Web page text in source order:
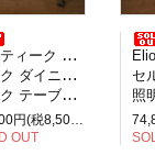
ク イギリス製
イニングテーブル
ーブル 2人掛け
93,500円(税8,500円)
OUT
Elio
セル
照明